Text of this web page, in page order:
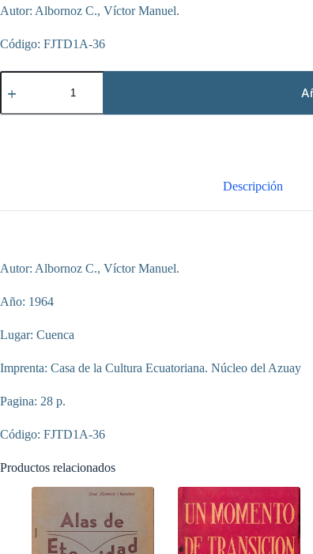
Autor: Albornoz C., Víctor Manuel.
Código: FJTD1A-36
5
Villancicos
Descripción
Autor: Albornoz C., Víctor Manuel.
Año: 1964
Lugar: Cuenca
Imprenta: Casa de la Cultura Ecuatoriana. Núcleo del Azuay
Pagina: 28 p.
Código: FJTD1A-36
Productos relacionados